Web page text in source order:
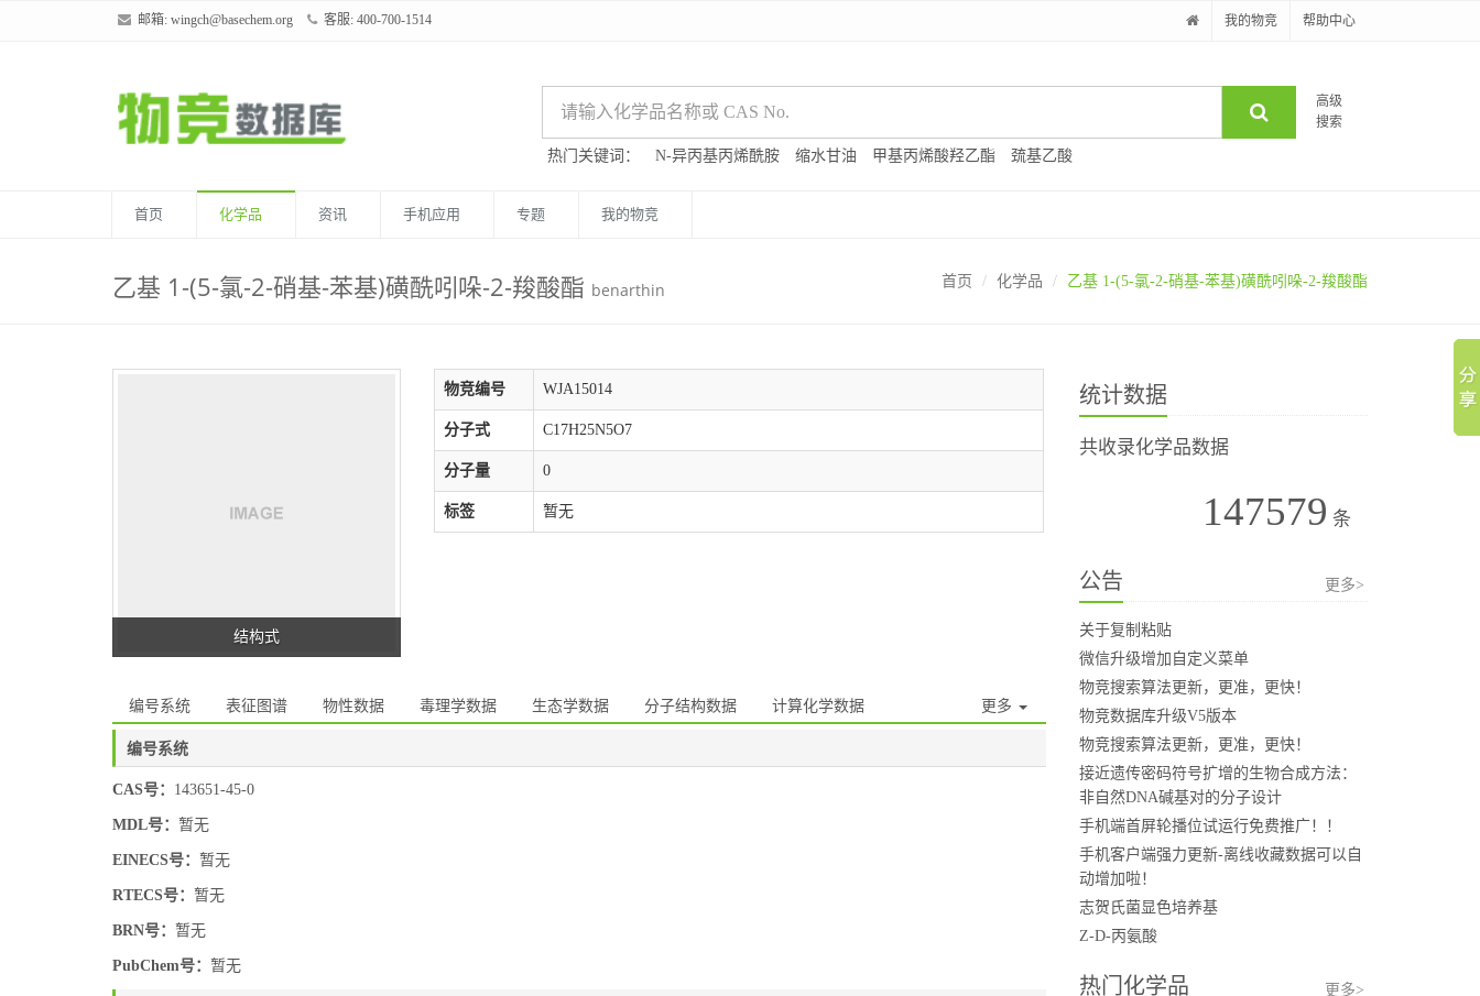
邮箱: wingch@basechem.org 客服: 400-700-1514 我的物竞 帮助中心
高级
搜索
热门关键词： N-异丙基丙烯酰胺 缩水甘油 甲基丙烯酸羟乙酯 巯基乙酸
首页 化学品 资讯 手机应用 专题 我的物竞
乙基 1-(5-氯-2-硝基-苯基)磺酰吲哚-2-羧酸酯 benarthin 首页 化学品 乙基 1-(5-氯-2-硝基-苯基)磺酰吲哚-2-羧酸酯
结构式
物竞编号 WJA15014
分子式 C17H25N5O7
分子量 0
标签 暂无
编号系统 表征图谱 物性数据 毒理学数据 生态学数据 分子结构数据 计算化学数据 更多
编号系统
CAS号： 143651-45-0
MDL号： 暂无
EINECS号： 暂无
RTECS号： 暂无
BRN号： 暂无
PubChem号： 暂无
统计数据
共收录化学品数据
147579 条
公告 更多>
关于复制粘贴
微信升级增加自定义菜单
物竞搜索算法更新，更准，更快！
物竞数据库升级V5版本
物竞搜索算法更新，更准，更快！
接近遗传密码符号扩增的生物合成方法：
非自然DNA碱基对的分子设计
手机端首屏轮播位试运行免费推广！！
手机客户端强力更新-离线收藏数据可以自
动增加啦！
志贺氏菌显色培养基
Z-D-丙氨酸
热门化学品 更多>